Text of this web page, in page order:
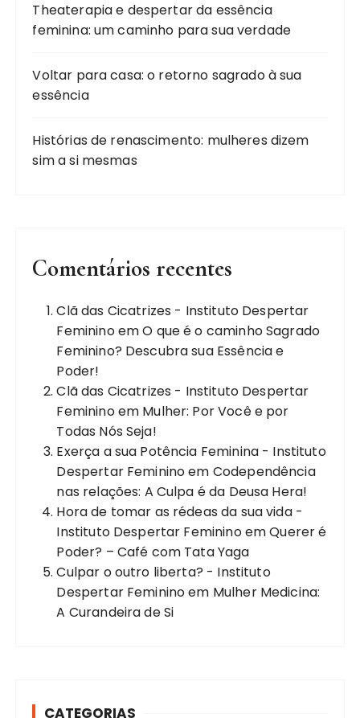
Theaterapia e despertar da essência
feminina: um caminho para sua verdade
Voltar para casa: o retorno sagrado à sua
essência
Histórias de renascimento: mulheres dizem
sim a si mesmas
Comentários recentes
Clã das Cicatrizes - Instituto Despertar
FemininoemO que é o caminho Sagrado
Feminino? Descubra sua Essência e
Poder!
Clã das Cicatrizes - Instituto Despertar
Femininoem Mulher: Por Você e por
Todas Nós Seja!
Exerça a sua Potência Feminina - Instituto
Despertar Femininoem Codependência
nas relações: A Culpa é da Deusa Hera!
Hora de tomar as rédeas da sua vida -
Instituto Despertar FemininoemQuerer é
Poder? – Café com Tata Yaga
Culpar o outro liberta? - Instituto
Despertar Femininoem Mulher Medicina:
A Curandeira de Si
CATEGORIAS